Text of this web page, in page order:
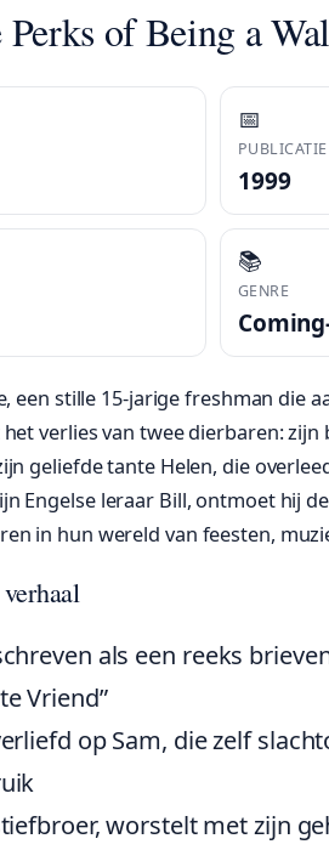
Perks of Being a
📅
PUBLICATIE
1999
📚
GENRE
een stille 15-jarige freshman die
verlies van twee dierbaren: zijn
geliefde tante Helen, die
Engelse leraar Bill, ontmoet hij
in hun wereld van feesten,
als een reeks
Vriend”
op Sam, die zelf
worstelt met zijn